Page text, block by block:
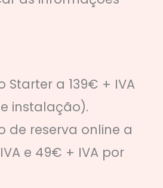
Starter a 139€ + IVA
instalação).
de reserva online a
e 49€ + IVA por